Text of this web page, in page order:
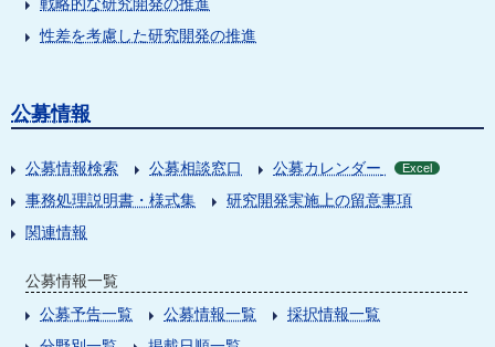
戦略的な研究開発の推進
性差を考慮した研究開発の推進
公募情報
公募情報検索 公募相談窓口 公募カレンダー Excel
事務処理説明書・様式集
研究開発実施上の留意事項
関連情報
公募情報一覧
公募予告一覧
公募情報一覧
採択情報一覧